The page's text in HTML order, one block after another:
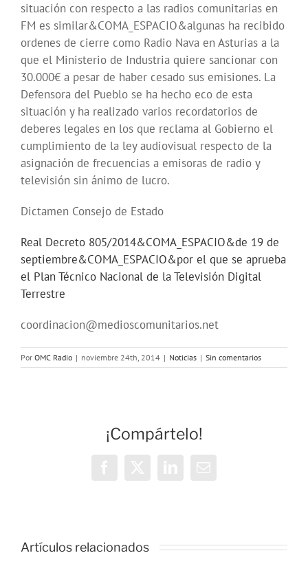
situación con respecto a las radios comunitarias en
FM es similar&COMA_ESPACIO&algunas ha recibido
ordenes de cierre como Radio Nava en Asturias a la
que el Ministerio de Industria quiere sancionar con
30.000€ a pesar de haber cesado sus emisiones. La
Defensora del Pueblo se ha hecho eco de esta
situación y ha realizado varios recordatorios de
deberes legales en los que reclama al Gobierno el
cumplimiento de la ley audiovisual respecto de la
asignación de frecuencias a emisoras de radio y
televisión sin ánimo de lucro.
Dictamen Consejo de Estado
Real Decreto 805/2014&COMA_ESPACIO&de 19 de
septiembre&COMA_ESPACIO&por el que se aprueba
el Plan Técnico Nacional de la Televisión Digital
Terrestre
coordinacion@medioscomunitarios.net
Por OMC Radio | noviembre 24th, 2014 | Noticias | Sin comentarios
¡Compártelo!
Artículos relacionados
estrategias